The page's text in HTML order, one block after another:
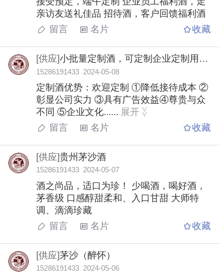
亲访友送礼佳品 招待酒，客户回馈福利酒
留言
名片 收藏
[供应]小批量定制酒，可定制企业定制用酒，姓氏定制用酒，寿宴定制用酒，欢迎定制
15286191433 2024-05-08
定制酒优势：欢迎定制 ①降低接待成本 ②
彰显公司实力 ③具有广告效益④尊贵与众
不同 ⑤企业文化...... 展开 >
>
留言 名片 收藏
[供应]贵州茅沙酒
15286191433 2024-05-07
酒之尚品，适口为珍！ 少喝酒，喝好酒，
茅香级 口感醇甜柔和、入口甘甜 大师特
调、滴滴珍藏
留言
名片 收藏
[供应]茅沙（醉怀）
15286191433 2024-05-06